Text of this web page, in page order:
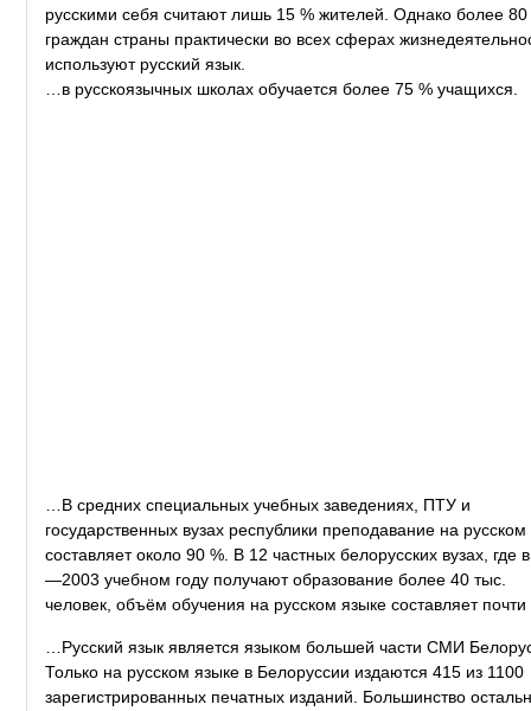
русскими себя считают лишь 15 % жителей. Однако более 80
граждан страны практически во всех сферах
используют русский язык.
…в русскоязычных школах обучается более 75 % учащихся.
…В средних специальных учебных заведениях, ПТУ и
государственных вузах республики преподавание на русском
составляет около 90 %. В 12 частных белорусских вузах, где
—2003 учебном году получают образование более 40 тыс.
человек, объём обучения на русском языке составляет
…Русский язык является языком большей части СМИ
Только на русском языке в Белоруссии издаются 415 из 1100
зарегистрированных печатных изданий. Большинство